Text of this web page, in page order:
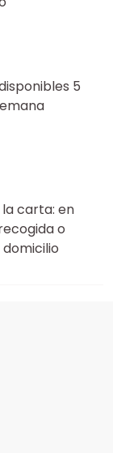
5
carta: en
o